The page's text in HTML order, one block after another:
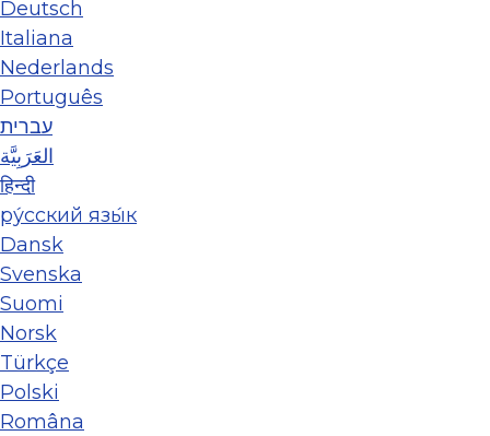
Deutsch
Italiana
Nederlands
Português
עברית
العَرَبِيَّة
हिन्दी
ру́сский язы́к
Dansk
Svenska
Suomi
Norsk
Türkçe
Polski
Româna